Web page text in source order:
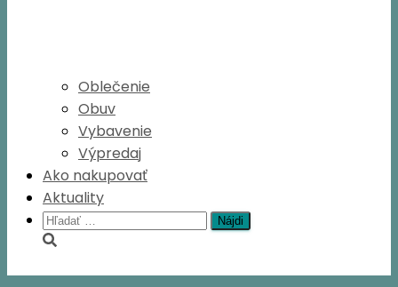
Oblečenie
Obuv
Vybavenie
Výpredaj
Ako nakupovať
Aktuality
Hľadať: